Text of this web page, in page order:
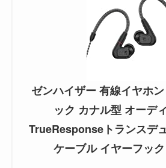
ゼンハイザー 有線イヤホ
ック カナル型 オーデ
TrueResponseトランスデ
ケーブル イヤーフッ